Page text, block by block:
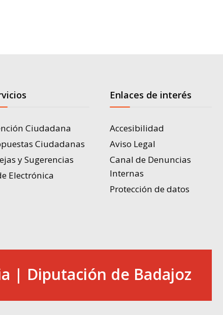
Ciudadana
Ciudadanas
y Sugerencias
Electrónica
Enlaces de interés
Accesibilidad
Aviso Legal
Canal de Denuncias
Internas
Protección de datos
| Diputación de Badajoz